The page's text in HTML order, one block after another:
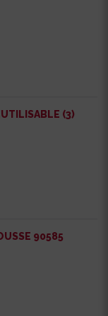
(3)
90585